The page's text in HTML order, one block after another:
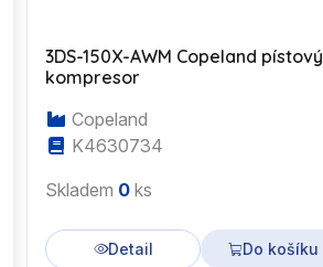
3DS-150X-AWM Copeland pístový
kompresor
Copeland
K4630734
Skladem 0 ks
Detail Do košíku